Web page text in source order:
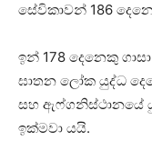
සේවිකාවන් 186
ඉන් 178 දෙනෙකු
ඝාතන ලෝක යුද්ධ
සහ ඇෆ්ගනිස්ථානයේ
ඉක්මවා යයි.